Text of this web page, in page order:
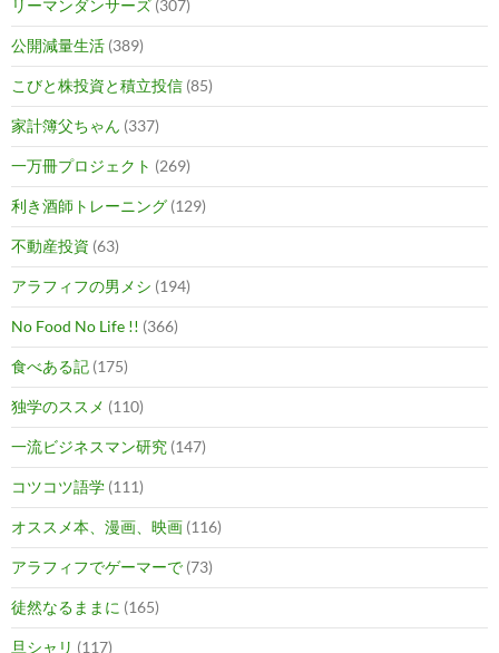
リーマンダンサーズ (307)
公開減量生活 (389)
こびと株投資と積立投信 (85)
家計簿父ちゃん (337)
一万冊プロジェクト (269)
利き酒師トレーニング (129)
不動産投資 (63)
アラフィフの男メシ (194)
No Food No Life !! (366)
食べある記 (175)
独学のススメ (110)
一流ビジネスマン研究 (147)
コツコツ語学 (111)
オススメ本、漫画、映画 (116)
アラフィフでゲーマーで (73)
徒然なるままに (165)
旦シャリ (117)